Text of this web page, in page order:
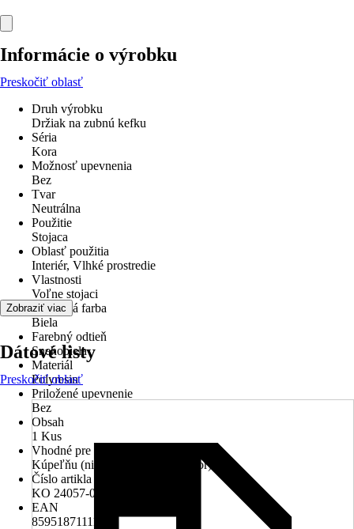
Informácie o výrobku
Preskočiť oblasť
Druh výrobku
Držiak na zubnú kefku
Séria
Kora
Možnosť upevnenia
Bez
Tvar
Neutrálna
Použitie
Stojaca
Oblasť použitia
Interiér, Vlhké prostredie
Vlastnosti
Voľne stojaci
Základná farba
Biela
Farebný odtieň
Snehobiela
Materiál
Polyresin
Priložené upevnenie
Bez
Obsah
1 Kus
Vhodné pre
Kúpeľňu (nie pre sprchový priestor)
Číslo artikla výrobcu
KO 24057-05
EAN
8595187111158
Zobraziť viac
Dátové listy
Preskočiť oblasť